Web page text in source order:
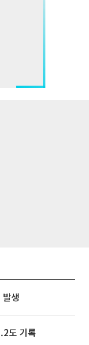
발생
도 기록